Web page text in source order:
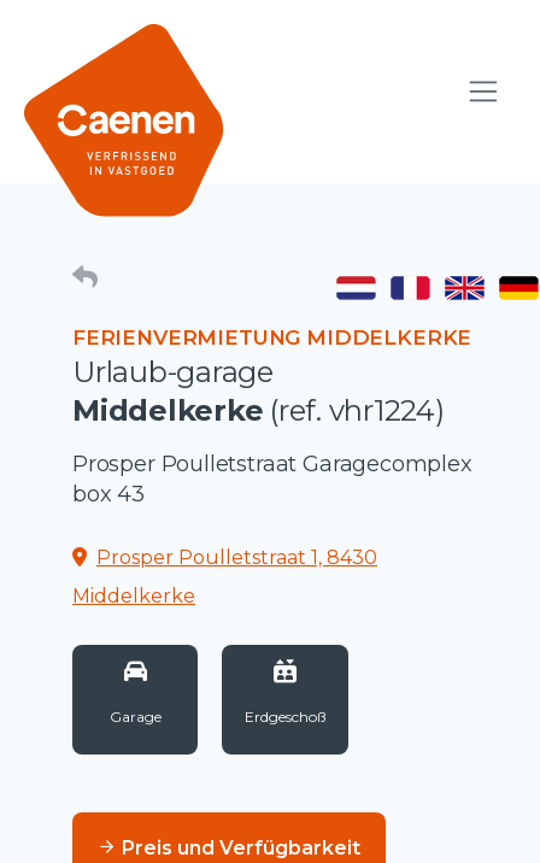
FERIENVERMIETUNG MIDDELKERKE
Urlaub-garage
Middelkerke (ref. vhr1224)
Prosper Poulletstraat Garagecomplex
box 43
Prosper Poulletstraat 1, 8430
Middelkerke
Garage Erdgeschoß
Preis und Verfügbarkeit